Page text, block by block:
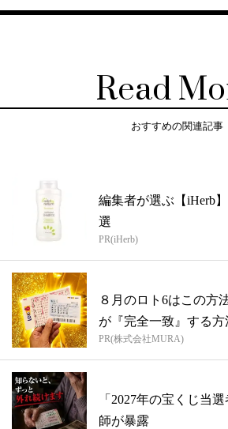
Read
おすすめの関連記事
編集者が選ぶ【iHerb
選
PR(iHerb)
８月のロト6はこの方
が『完全一致』する方
PR(株式会社MURA)
「2027年の宝くじ当
師が暴露